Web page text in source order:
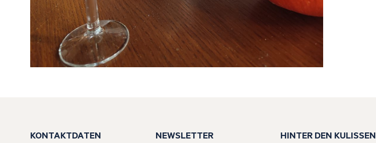
KONTAKTDATEN NEWSLETTER
HINTER DEN KULISSEN